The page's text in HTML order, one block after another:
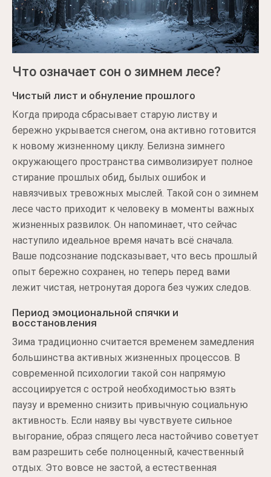
Что означает сон о зимнем лесе?
Чистый лист и обнуление прошлого
Когда природа сбрасывает старую листву и
бережно укрывается снегом, она активно готовится
к новому жизненному циклу. Белизна зимнего
окружающего пространства символизирует полное
стирание прошлых обид, былых ошибок и
навязчивых тревожных мыслей. Такой сон о зимнем
лесе часто приходит к человеку в моменты важных
жизненных развилок. Он напоминает, что сейчас
наступило идеальное время начать всё сначала.
Ваше подсознание подсказывает, что весь прошлый
опыт бережно сохранен, но теперь перед вами
лежит чистая, нетронутая дорога без чужих следов.
Период эмоциональной спячки и
восстановления
Зима традиционно считается временем замедления
большинства активных жизненных процессов. В
современной психологии такой сон напрямую
ассоциируется с острой необходимостью взять
паузу и временно снизить привычную социальную
активность. Если наяву вы чувствуете сильное
выгорание, образ спящего леса настойчиво советует
вам разрешить себе полноценный, качественный
отдых. Это вовсе не застой, а естественная